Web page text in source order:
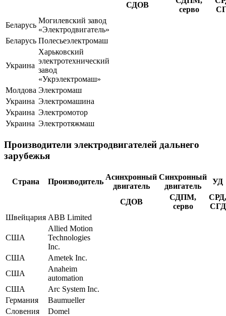
СДОВ
серво
Беларусь
Могилевский завод
«Электродвигатель»
Беларусь Полесьеэлектромаш
Украина
Харьковский
электротехнический
завод
«Укрэлектромаш»
Молдова Электромаш
Украина Электромашина
Украина Электромотор
Украина Электротяжмаш
Производители электродвигателей дальнего
зарубежья
Страна Производитель
Асинхронный
двигатель
Синхронный
двигатель
УД
СДОВ
СДПМ,
серво
СРД,
СГД
Швейцария ABB Limited
США
Allied Motion
Technologies
Inc.
США
Ametek Inc.
США
Anaheim
automation
США
Arc System Inc.
Германия
Baumueller
Словения
Domel